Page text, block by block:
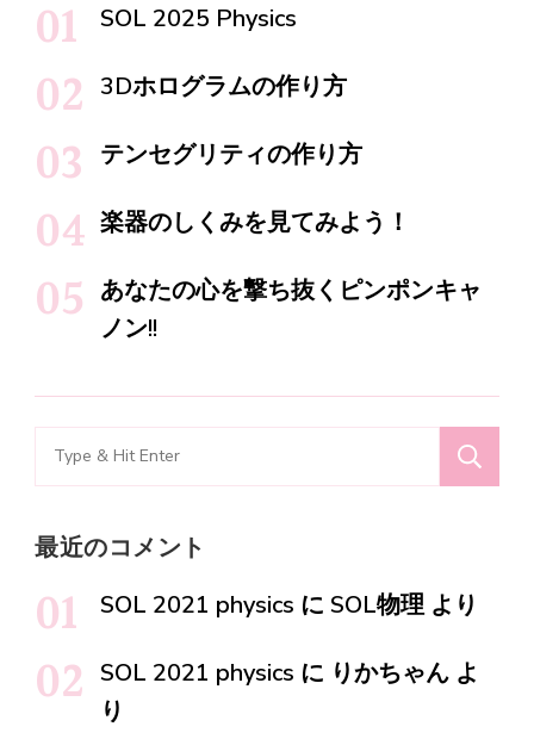
SOL 2025 Physics
3Dホログラムの作り方
テンセグリティの作り方
楽器のしくみを見てみよう！
あなたの心を撃ち抜くピンポンキャ
ノン!!
Search
for:
最近のコメント
SOL 2021 physics に SOL物理より
SOL 2021 physics に りかちゃん よ
り